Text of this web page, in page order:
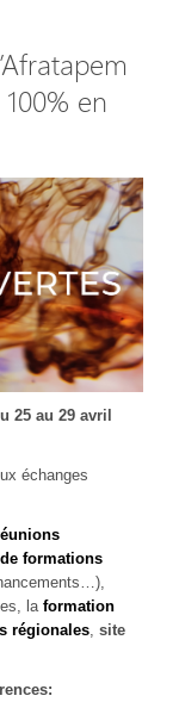
en
25 au 29 avril
échanges
formations
laformation
régionales, site